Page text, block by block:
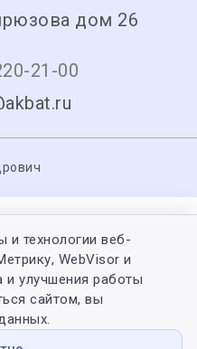
дом 26
21-00
технологии веб-
WebVisor и
и улучшения работы
сайтом, вы